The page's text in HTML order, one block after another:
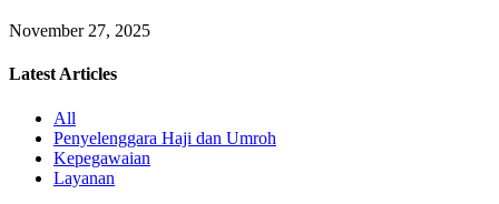
November 27, 2025
Latest Articles
All
Penyelenggara Haji dan Umroh
Kepegawaian
Layanan